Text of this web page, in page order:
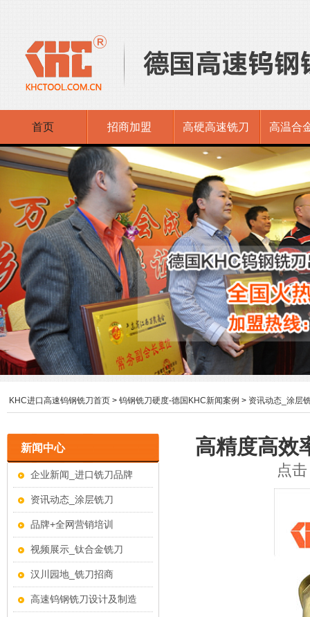
首页 招商加盟 高硬高速铣刀 高温合
KHC进口高速钨钢铣刀首页 > 钨钢铣刀硬度-德国KHC新闻案例 > 资讯动态_涂层
高精度高效
点
新闻中心
企业新闻_进口铣刀品牌
资讯动态_涂层铣刀
品牌+全网营销培训
视频展示_钛合金铣刀
汉川园地_铣刀招商
高速钨钢铣刀设计及制造